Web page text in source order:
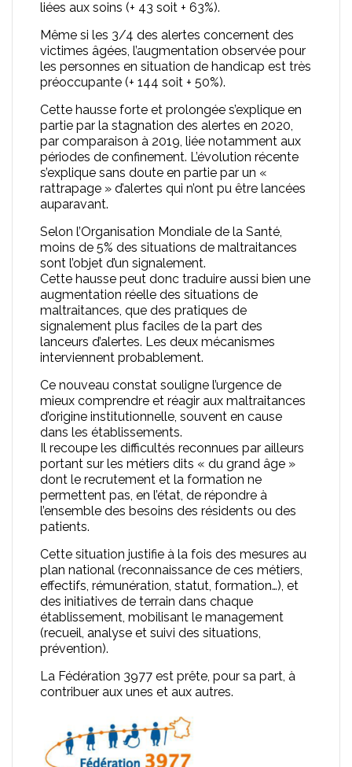
liées aux soins (+ 43 soit + 63%).
Même si les 3/4 des alertes concernent des
victimes âgées, l’augmentation observée pour
les personnes en situation de handicap est très
préoccupante (+ 144 soit + 50%).
Cette hausse forte et prolongée s’explique en
partie par la stagnation des alertes en 2020,
par comparaison à 2019, liée notamment aux
périodes de confinement. L’évolution récente
s’explique sans doute en partie par un «
rattrapage » d’alertes qui n’ont pu être lancées
auparavant.
Selon l’Organisation Mondiale de la Santé,
moins de 5% des situations de maltraitances
sont l’objet d’un signalement.
Cette hausse peut donc traduire aussi bien une
augmentation réelle des situations de
maltraitances, que des pratiques de
signalement plus faciles de la part des
lanceurs d’alertes. Les deux mécanismes
interviennent probablement.
Ce nouveau constat souligne l’urgence de
mieux comprendre et réagir aux maltraitances
d’origine institutionnelle, souvent en cause
dans les établissements.
Il recoupe les difficultés reconnues par ailleurs
portant sur les métiers dits « du grand âge »
dont le recrutement et la formation ne
permettent pas, en l’état, de répondre à
l’ensemble des besoins des résidents ou des
patients.
Cette situation justifie à la fois des mesures au
plan national (reconnaissance de ces métiers,
effectifs, rémunération, statut, formation…), et
des initiatives de terrain dans chaque
établissement, mobilisant le management
(recueil, analyse et suivi des situations,
prévention).
La Fédération 3977 est prête, pour sa part, à
contribuer aux unes et aux autres.